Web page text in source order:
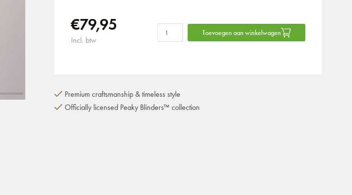
€79,95
Incl. btw
Toevoegen aan winkelwagen
Premium craftsmanship & timeless style
Officially licensed Peaky Blinders™ collection